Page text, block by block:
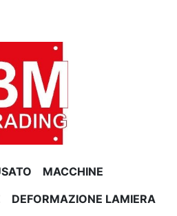
MACCHINE
DEFORMAZIONE LAMIERA